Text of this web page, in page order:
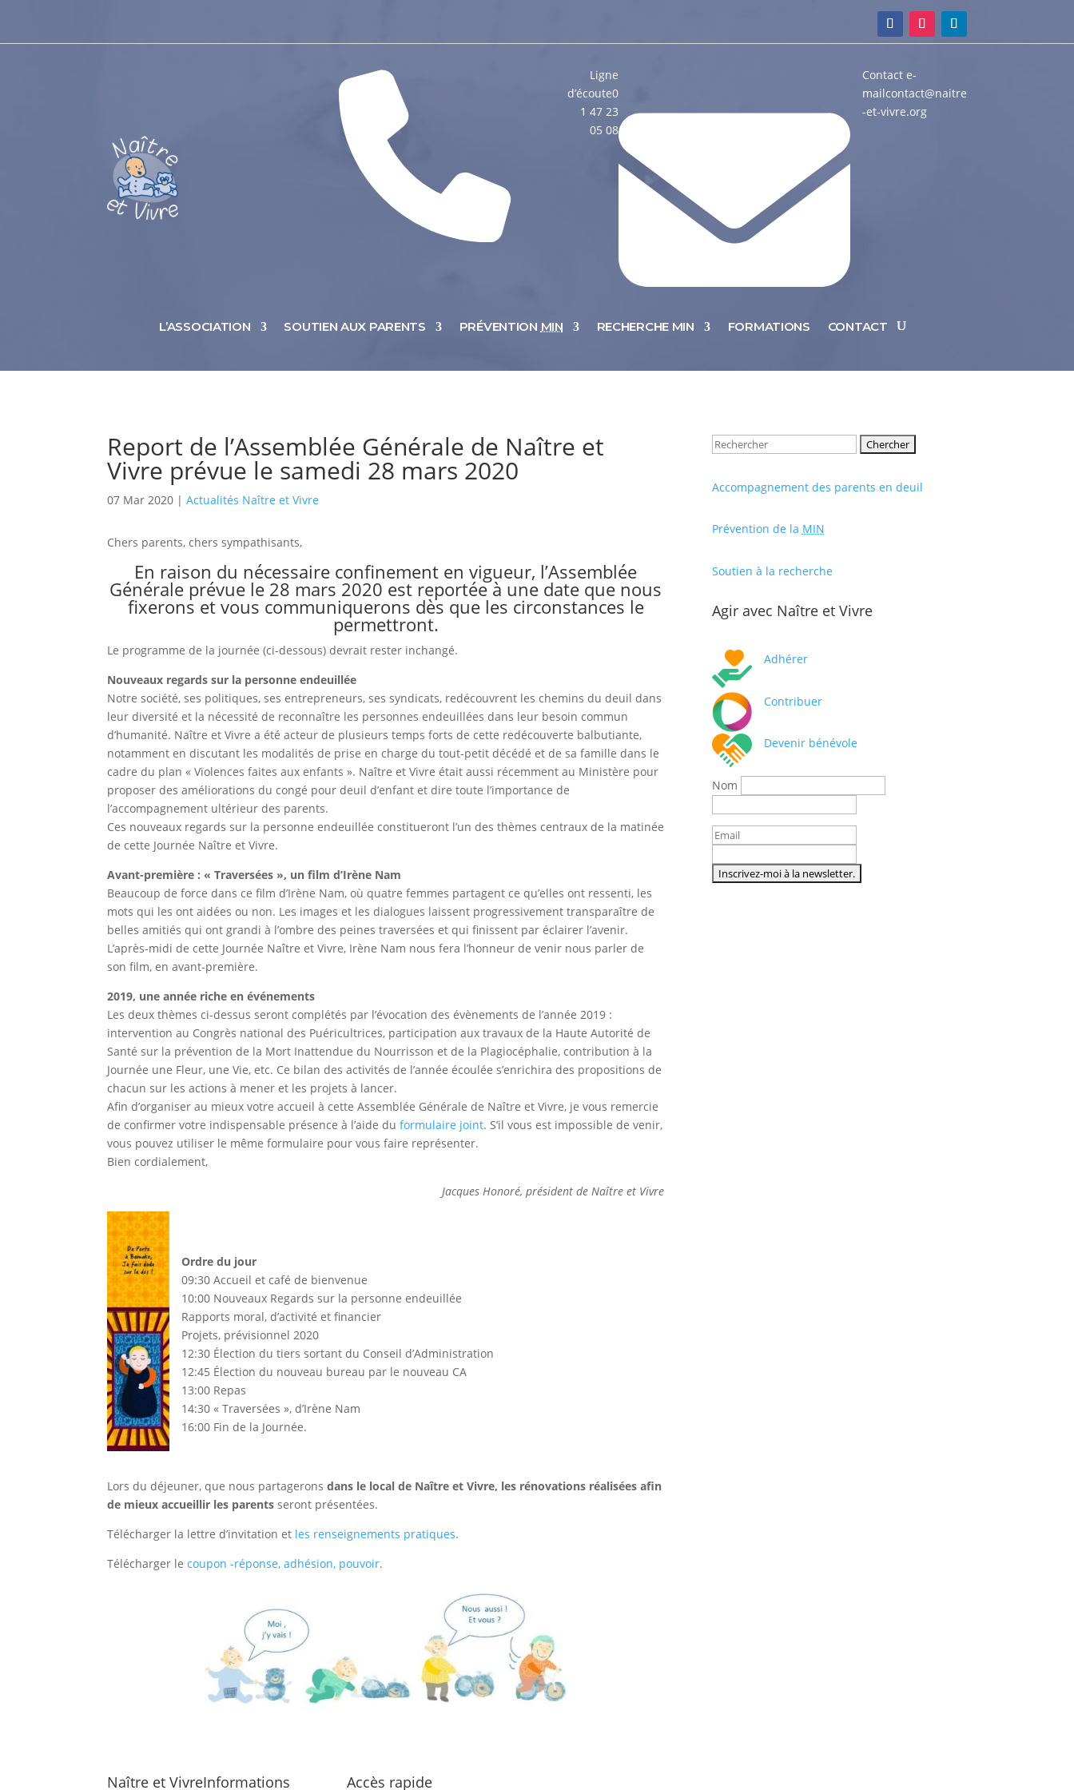
Ligne
d’écoute0
1 47 23
05 08
Contact e-
mailcontact@naitre
-et-vivre.org
L’ASSOCIATION SOUTIEN AUX PARENTS PRÉVENTION MIN RECHERCHE MIN FORMATIONS CONTACT
Report de l’Assemblée Générale de Naître et
Vivre prévue le samedi 28 mars 2020
07 Mar 2020 |Actualités Naître et Vivre
Chers parents, chers sympathisants,
En raison du nécessaire confinement en vigueur, l’Assemblée
Générale prévue le 28 mars 2020 est reportée à une date que nous
fixerons et vous communiquerons dès que les circonstances le
permettront.
Le programme de la journée (ci-dessous) devrait rester inchangé.
Nouveaux regards sur la personne endeuillée
Notre société, ses politiques, ses entrepreneurs, ses syndicats, redécouvrent les chemins du deuil dans
leur diversité et la nécessité de reconnaître les personnes endeuillées dans leur besoin commun
d’humanité. Naître et Vivre a été acteur de plusieurs temps forts de cette redécouverte balbutiante,
notamment en discutant les modalités de prise en charge du tout-petit décédé et de sa famille dans le
cadre du plan « Violences faites aux enfants ». Naître et Vivre était aussi récemment au Ministère pour
proposer des améliorations du congé pour deuil d’enfant et dire toute l’importance de
l’accompagnement ultérieur des parents.
Ces nouveaux regards sur la personne endeuillée constitueront l’un des thèmes centraux de la matinée
de cette Journée Naître et Vivre.
Avant-première : « Traversées », un film d’Irène Nam
Beaucoup de force dans ce film d’Irène Nam, où quatre femmes partagent ce qu’elles ont ressenti, les
mots qui les ont aidées ou non. Les images et les dialogues laissent progressivement transparaître de
belles amitiés qui ont grandi à l’ombre des peines traversées et qui finissent par éclairer l’avenir.
L’après-midi de cette Journée Naître et Vivre, Irène Nam nous fera l’honneur de venir nous parler de
son film, en avant-première.
2019, une année riche en événements
Les deux thèmes ci-dessus seront complétés par l’évocation des évènements de l’année 2019 :
intervention au Congrès national des Puéricultrices, participation aux travaux de la Haute Autorité de
Santé sur la prévention de la Mort Inattendue du Nourrisson et de la Plagiocéphalie, contribution à la
Journée une Fleur, une Vie, etc. Ce bilan des activités de l’année écoulée s’enrichira des propositions de
chacun sur les actions à mener et les projets à lancer.
Afin d’organiser au mieux votre accueil à cette Assemblée Générale de Naître et Vivre, je vous remercie
de confirmer votre indispensable présence à l’aide duformulaire joint. S’il vous est impossible de venir,
vous pouvez utiliser le même formulaire pour vous faire représenter.
Bien cordialement,
Jacques Honoré, président de Naître et Vivre
Ordre du jour
09:30 Accueil et café de bienvenue
10:00 Nouveaux Regards sur la personne endeuillée
Rapports moral, d’activité et financier
Projets, prévisionnel 2020
12:30 Élection du tiers sortant du Conseil d’Administration
12:45 Élection du nouveau bureau par le nouveau CA
13:00 Repas
14:30 « Traversées », d’Irène Nam
16:00 Fin de la Journée.
Lors du déjeuner, que nous partageronsdans le local de Naître et Vivre, les rénovations réalisées afin
de mieux accueillir les parents seront présentées.
Télécharger la lettre d’invitation et les renseignements pratiques.
Télécharger lecoupon -réponse, adhésion, pouvoir.
Rechercher:
Accompagnement des parents en deuil
Prévention de la MIN
Soutien à la recherche
Agir avec Naître et Vivre
Adhérer
Contribuer
Devenir bénévole
Nom
Naître et VivreInformations Accès rapide